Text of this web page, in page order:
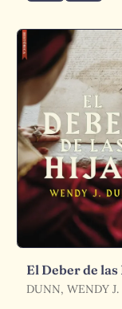
El Deber de
DUNN, WENDY J.